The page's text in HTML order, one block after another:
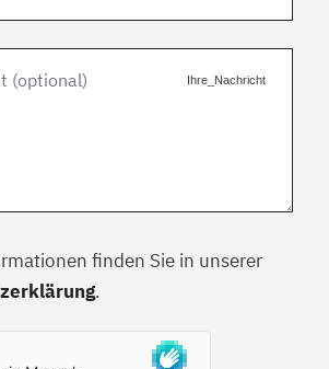
Ihre_Nachricht
finden Sie in unserer
.